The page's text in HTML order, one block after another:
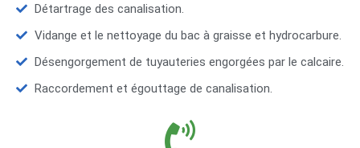
Détartrage des canalisation.
Vidange et le nettoyage du bac à graisse et hydrocarbure.
Désengorgement de tuyauteries engorgées par le calcaire.
Raccordement et égouttage de canalisation.